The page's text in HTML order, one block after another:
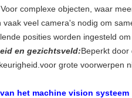
Voor complexe objecten, waar
veel camera's nodig om
posities worden ingesteld om
en gezichtsveld:Beperkt
grote voorwerpen
het machine vision systeem